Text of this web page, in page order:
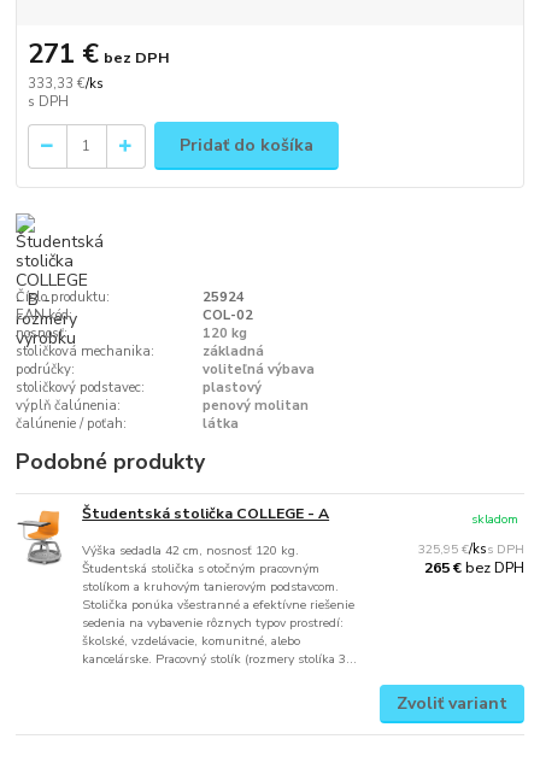
333,33 €/ks
271 € bez DPH
Pridať do košíka
Číslo produktu:
25924
EAN kód:
COL-02
nosnosť:
120 kg
stoličková mechanika:
základná
podrúčky:
voliteľná výbava
stoličkový podstavec:
plastový
výplň čalúnenia:
penový molitan
čalúnenie / poťah:
látka
Podobné produkty
Študentská stolička COLLEGE - A
Výška sedadla 42 cm, nosnosť 120 kg.
Študentská stolička s otočným pracovným
stolíkom a kruhovým tanierovým podstavcom.
Stolička ponúka všestranné a efektívne riešenie
sedenia na vybavenie rôznych typov prostredí:
školské, vzdelávacie, komunitné, alebo
kancelárske. Pracovný stolík (rozmery stolíka 3...
325,95 €/ks
265 €bez DPH
skladom
Zvoliť variant